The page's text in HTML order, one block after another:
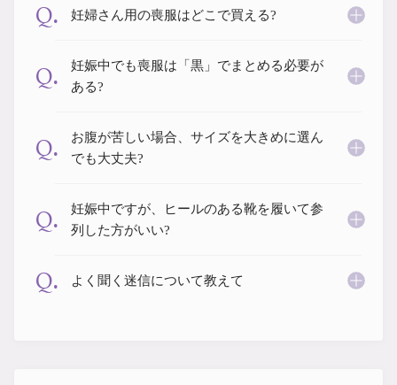
保育園・入園準備特集
入院準備の持ち物チェック
Q. 妊婦さん用の喪服はどこで買える?
Q.
妊娠中でも喪服は「黒」でまとめる必要が
ある?
Q.
お腹が苦しい場合、サイズを大きめに選ん
でも大丈夫?
Q.
妊娠中ですが、ヒールのある靴を履いて参
列した方がいい?
Q. よく聞く迷信について教えて